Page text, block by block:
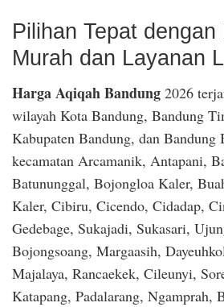
Pilihan Tepat dengan
Murah dan Layanan
Harga Aqiqah Bandung 2026
wilayah Kota Bandung, Bandung
Kabupaten Bandung, dan Bandung
kecamatan Arcamanik, Antapani,
Batununggal, Bojongloa Kaler,
Kaler, Cibiru, Cicendo, Cidadap,
Gedebage, Sukajadi, Sukasari,
Bojongsoang, Margaasih,
Majalaya, Rancaekek, Cileunyi,
Katapang, Padalarang, Ngamprah,